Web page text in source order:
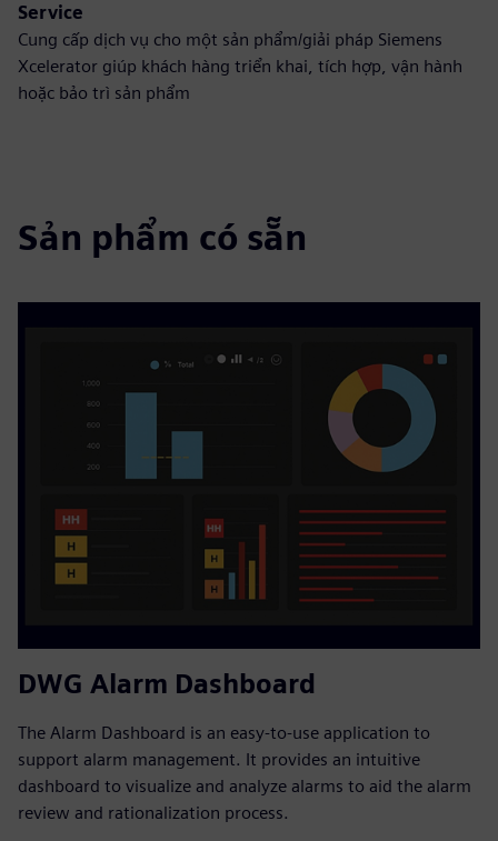
Service
Cung cấp dịch vụ cho một sản phẩm/giải pháp Siemens
Xcelerator giúp khách hàng triển khai, tích hợp, vận hành
hoặc bảo trì sản phẩm
Sản phẩm có sẵn
DWG Alarm Dashboard
The Alarm Dashboard is an easy-to-use application to
support alarm management. It provides an intuitive
dashboard to visualize and analyze alarms to aid the alarm
review and rationalization process.